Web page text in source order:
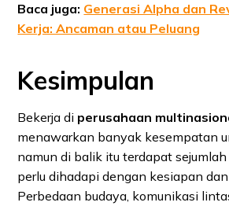
Baca juga: Generasi Alpha dan
Kerja: Ancaman atau Peluang
Kesimpulan
Bekerja di perusahaan
menawarkan banyak kesempatan
namun di balik itu terdapat
perlu dihadapi dengan kesiapan
Perbedaan budaya, komunikasi